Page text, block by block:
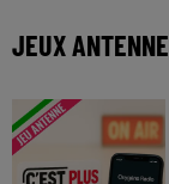
JEUX ANTENNE